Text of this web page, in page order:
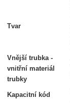
Tvar
Vnější trubka -
vnitřní materiál
trubky
Kapacitní kód